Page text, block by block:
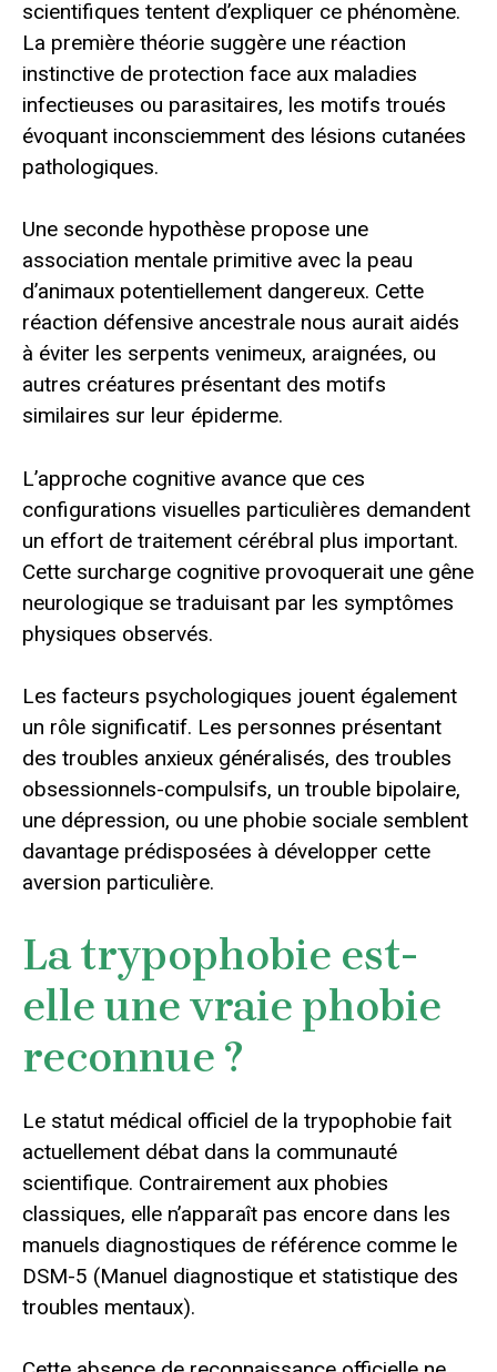
scientifiques tentent d’expliquer ce phénomène.
La première théorie suggère une réaction
instinctive de protection face aux maladies
infectieuses ou parasitaires, les motifs troués
évoquant inconsciemment des lésions cutanées
pathologiques.
Une seconde hypothèse propose une
association mentale primitive avec la peau
d’animaux potentiellement dangereux. Cette
réaction défensive ancestrale nous aurait aidés
à éviter les serpents venimeux, araignées, ou
autres créatures présentant des motifs
similaires sur leur épiderme.
L’approche cognitive avance que ces
configurations visuelles particulières demandent
un effort de traitement cérébral plus important.
Cette surcharge cognitive provoquerait une gêne
neurologique se traduisant par les symptômes
physiques observés.
Les facteurs psychologiques jouent également
un rôle significatif. Les personnes présentant
des troubles anxieux généralisés, des troubles
obsessionnels-compulsifs, un trouble bipolaire,
une dépression, ou une phobie sociale semblent
davantage prédisposées à développer cette
aversion particulière.
La trypophobie est-
elle une vraie phobie
reconnue ?
Le statut médical officiel de la trypophobie fait
actuellement débat dans la communauté
scientifique. Contrairement aux phobies
classiques, elle n’apparaît pas encore dans les
manuels diagnostiques de référence comme le
DSM-5 (Manuel diagnostique et statistique des
troubles mentaux).